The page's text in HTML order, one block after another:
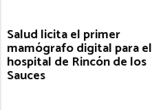
Salud licita el primer
mamógrafo digital para el
hospital de Rincón de los
Sauces